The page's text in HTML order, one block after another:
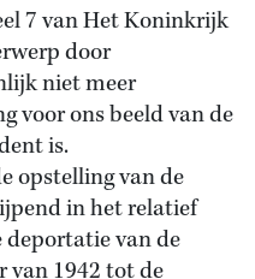
7 van Het Koninkrijk
door
niet meer
voor ons beeld van de
is.
opstelling van de
in het relatief
van de
van 1942 tot de